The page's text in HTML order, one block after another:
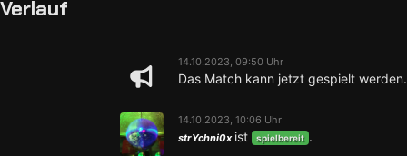
Verlauf
14.10.2023, 09:50 Uhr
Das Match kann jetzt gespielt werden.
14.10.2023, 10:06 Uhr
strYchni0x ist spielbereit .